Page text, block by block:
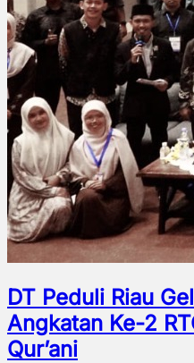
DT Peduli Riau
Angkatan Ke-2
Qur’ani